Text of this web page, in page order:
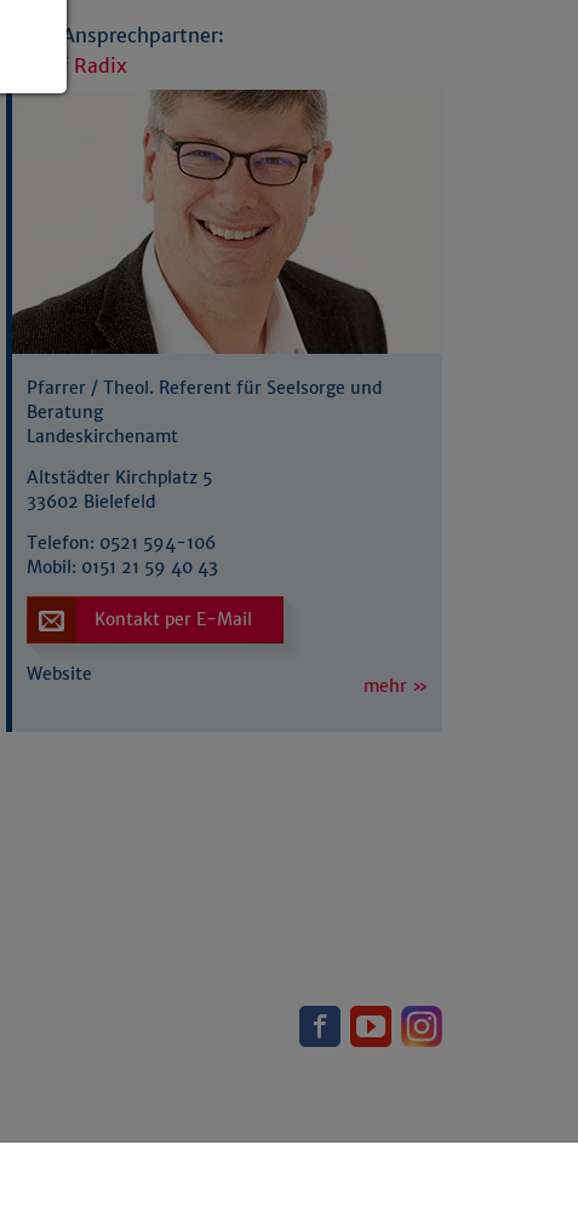
Ihr Ansprechpartner:
Ralf Radix
Pfarrer / Theol. Referent für Seelsorge und
Beratung
Landeskirchenamt
Altstädter Kirchplatz 5
33602 Bielefeld
Telefon: 0521 594-106
Mobil: 0151 21 59 40 43
Kontakt per E-Mail
Website
mehr »